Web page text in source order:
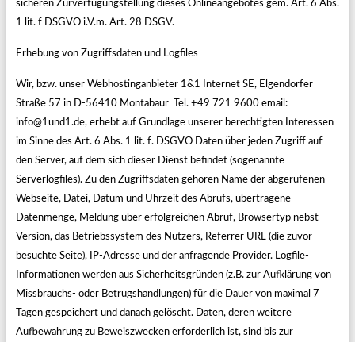
sicheren Zurverfügungstellung dieses Onlineangebotes gem. Art. 6 Abs.
1 lit. f DSGVO i.V.m. Art. 28 DSGV.
Erhebung von Zugriffsdaten und Logfiles
Wir, bzw. unser Webhostinganbieter 1&1 Internet SE, Elgendorfer
Straße 57 in D-56410 Montabaur Tel. +49 721 9600 email:
info@1und1.de, erhebt auf Grundlage unserer berechtigten Interessen
im Sinne des Art. 6 Abs. 1 lit. f. DSGVO Daten über jeden Zugriff auf
den Server, auf dem sich dieser Dienst befindet (sogenannte
Serverlogfiles). Zu den Zugriffsdaten gehören Name der abgerufenen
Webseite, Datei, Datum und Uhrzeit des Abrufs, übertragene
Datenmenge, Meldung über erfolgreichen Abruf, Browsertyp nebst
Version, das Betriebssystem des Nutzers, Referrer URL (die zuvor
besuchte Seite), IP-Adresse und der anfragende Provider. Logfile-
Informationen werden aus Sicherheitsgründen (z.B. zur Aufklärung von
Missbrauchs- oder Betrugshandlungen) für die Dauer von maximal 7
Tagen gespeichert und danach gelöscht. Daten, deren weitere
Aufbewahrung zu Beweiszwecken erforderlich ist, sind bis zur